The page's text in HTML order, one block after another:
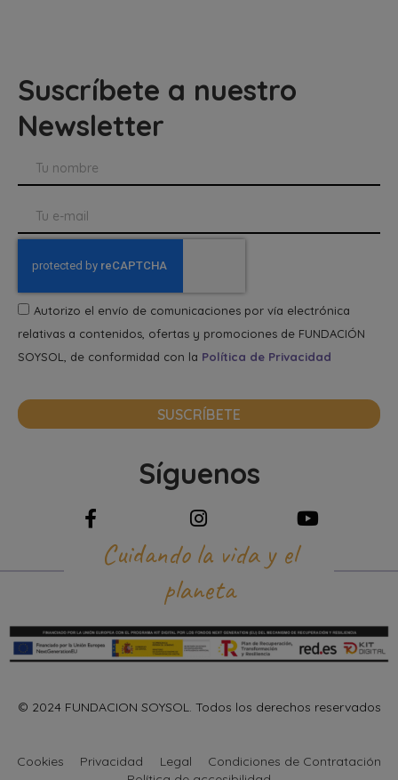
Suscríbete a nuestro
Newsletter
Autorizo el envío de comunicaciones por vía electrónica
relativas a contenidos, ofertas y promociones de FUNDACIÓN
SOYSOL, de conformidad con la Política de Privacidad
SUSCRÍBETE
Síguenos
Cuidando la vida y el
planeta
© 2024 FUNDACION SOYSOL. Todos los derechos reservados
Cookies Privacidad Legal
Condiciones de Contratación